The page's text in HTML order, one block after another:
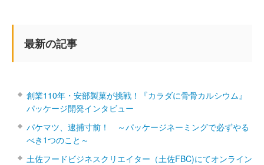
最新の記事
創業110年・安部製菓が挑戦！『カラダに骨骨カルシウム』
パッケージ開発インタビュー
パケマツ、逮捕寸前！ ～パッケージネーミングで必ずやる
べき1つのこと～
土佐フードビジネスクリエイター（土佐FBC)にてオンライン